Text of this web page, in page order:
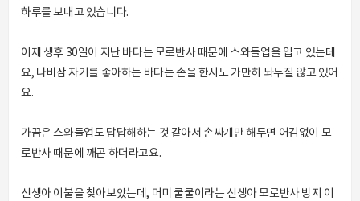
하루를 보내고 있습니다.
이제 생후 30일이 지난 바다는 모로반사 때문에 스와들업을 입고 있는데
요, 나비잠 자기를 좋아하는 바다는 손을 한시도 가만히 놔두질 않고 있어
요.
가끔은 스와들업도 답답해하는 것 같아서 손싸개만 해두면 어김없이 모
로반사 때문에 깨곤 하더라고요.
신생아 이불을 찾아보았는데, 머미 쿨쿨이라는 신생아 모로반사 방지 이